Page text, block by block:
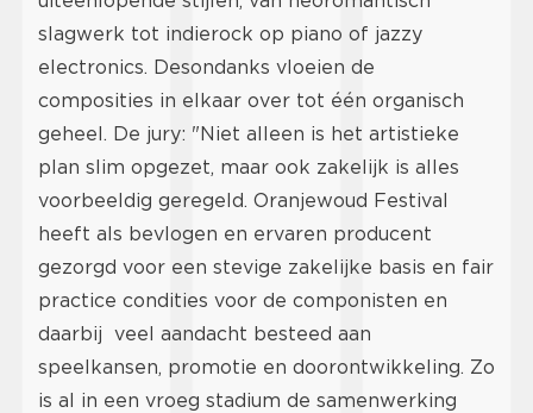
slagwerk tot indierock op piano of jazzy
electronics. Desondanks vloeien de
composities in elkaar over tot één organisch
geheel. De jury: "Niet alleen is het artistieke
plan slim opgezet, maar ook zakelijk is alles
voorbeeldig geregeld. Oranjewoud Festival
heeft als bevlogen en ervaren producent
gezorgd voor een stevige zakelijke basis en fair
practice condities voor de componisten en
daarbij veel aandacht besteed aan
speelkansen, promotie en doorontwikkeling. Zo
is al in een vroeg stadium de samenwerking